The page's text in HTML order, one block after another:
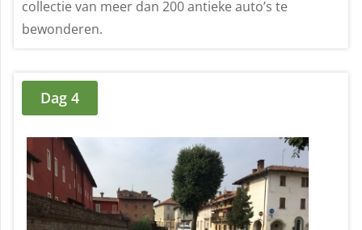
collectie van meer dan 200 antieke auto’s te
bewonderen.
Dag 4